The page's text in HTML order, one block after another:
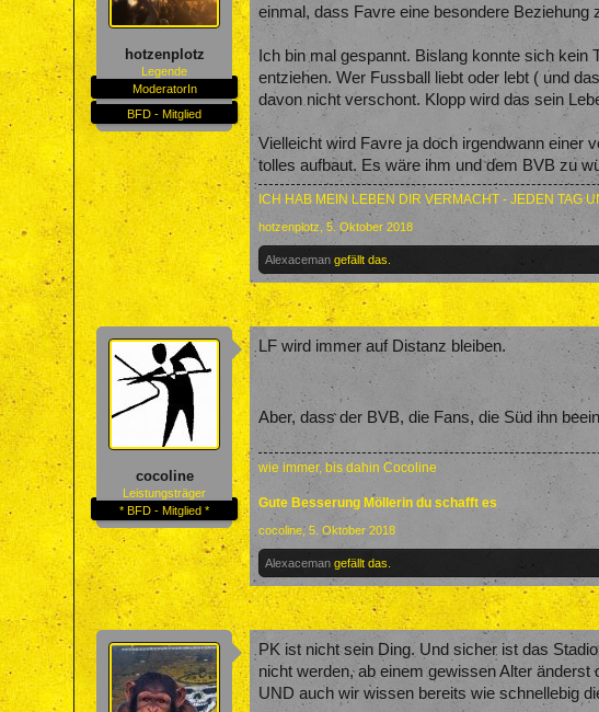
hotzenplotz
Legende
ModeratorIn
BFD - Mitglied
einmal, dass Favre eine besondere
Ich bin mal gespannt. Bislang konnte sich
entziehen. Wer Fussball liebt oder lebt ( und
davon nicht verschont. Klopp wird das sein
Vielleicht wird Favre ja doch irgendwann einer
tolles aufbaut. Es wäre ihm und dem BVB zu
ICH HAB MEIN LEBEN DIR VERMACHT - JEDEN TAG
hotzenplotz 5. Oktober 2018
Alexaceman gefällt das.
cocoline
Leistungsträger
* BFD - Mitglied *
LF wird immer auf Distanz bleiben.
Aber, dass der BVB, die Fans, die Süd ihn
wie immer, bis dahin Cocoline
Gute Besserung Möllerin du schafft es
cocoline, 5. Oktober 2018
Alexaceman gefällt das.
PK ist nicht sein Ding. Und sicher ist das
nicht werden, ab einem gewissen Alter änderst
UND auch wir wissen bereits wie schnellebig